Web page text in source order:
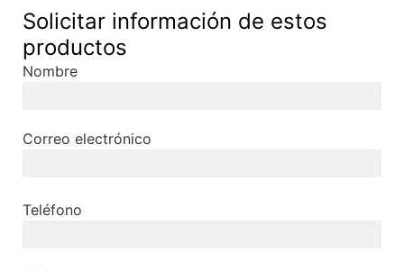
Solicitar información de estos
productos
Nombre
Correo electrónico
Teléfono